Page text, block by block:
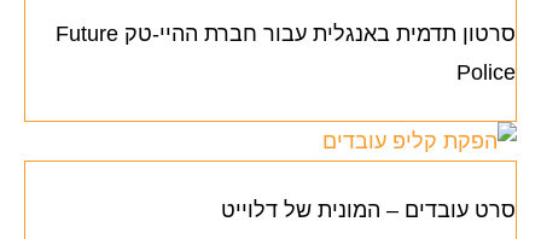
סרטון תדמית באנגלית עבור חברת ההיי-טק Future
Police
סרט עובדים – המונית של דלוייט